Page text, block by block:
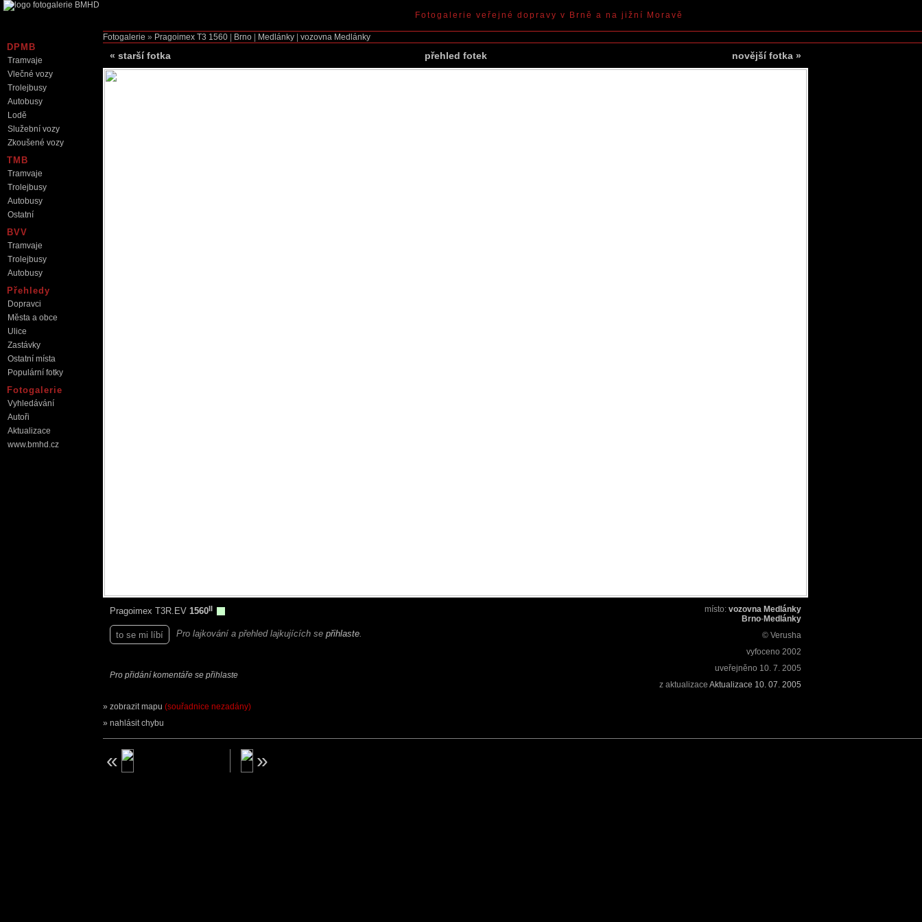
Fotogalerie » Pragoimex T3 1560 Brno Medlánky vozovna Medlánky
« starší fotka přehled fotek novější fotka »
Pragoimex T3R.EV 1560
to se mi líbí Pro lajkování a přehled lajkujících se přihlaste.
místo: vozovna Medlánky
Brno-Medlánky
© Verusha
vyfoceno 2002
uveřejněno 10. 7. 2005
z aktualizace Aktualizace 10. 07. 2005
Pro přidání komentáře se přihlaste
zobrazit mapu (souřadnice nezadány)
nahlásit chybu
DPMB
Tramvaje
Vlečné vozy
Trolejbusy
Autobusy
Lodě
Služební vozy
Zkoušené vozy
TMB
Tramvaje
Trolejbusy
Autobusy
Ostatní
BVV
Tramvaje
Trolejbusy
Autobusy
Přehledy
Dopravci
Města a obce
Ulice
Zastávky
Ostatní místa
Populární fotky
Fotogalerie
Vyhledávání
Autoři
Aktualizace
www.bmhd.cz
Fotogalerie veřejné dopravy v Brně a na jižní Moravě